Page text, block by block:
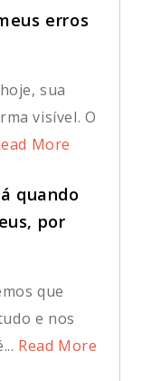
erros
sua
visível. O
More
quando
por
que
e nos
Read More